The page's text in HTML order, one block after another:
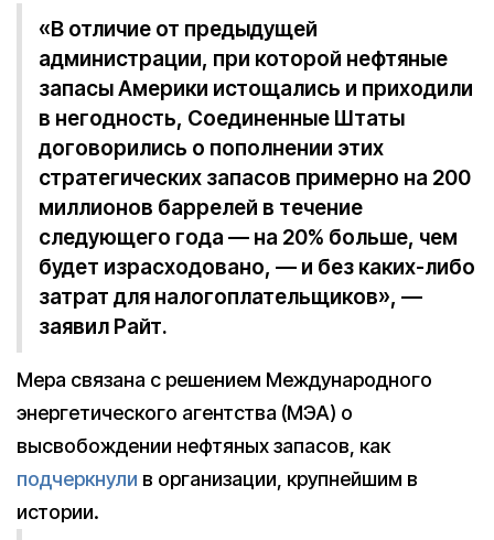
«В отличие от предыдущей
администрации, при которой нефтяные
запасы Америки истощались и приходили
в негодность, Соединенные Штаты
договорились о пополнении этих
стратегических запасов примерно на 200
миллионов баррелей в течение
следующего года — на 20% больше, чем
будет израсходовано, — и без каких-либо
затрат для налогоплательщиков», —
заявил Райт.
Мера связана с решением Международного
энергетического агентства (МЭА) о
высвобождении нефтяных запасов, как
подчеркнули в организации, крупнейшим в
истории.